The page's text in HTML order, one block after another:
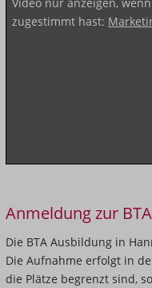
zugestimmt hast:
Anmeldung zur
Die BTA Ausbildung in
Die Aufnahme erfolgt in
die Plätze begrenzt sind,